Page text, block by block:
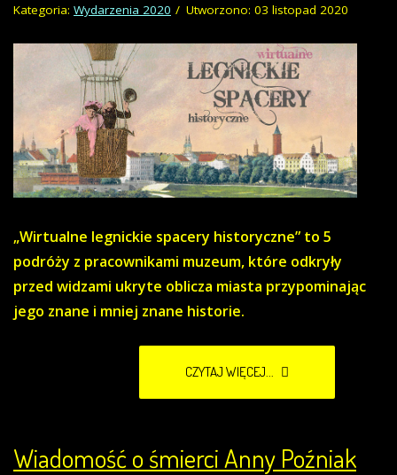
Kategoria: Wydarzenia 2020 Utworzono: 03 listopad 2020
„Wirtualne legnickie spacery historyczne” to 5
podróży z pracownikami muzeum, które odkryły
przed widzami ukryte oblicza miasta przypominając
jego znane i mniej znane historie.
CZYTAJ WIĘCEJ...
Wiadomość o śmierci Anny Poźniak